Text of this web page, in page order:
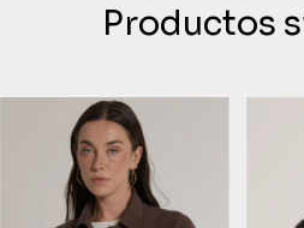
Productos